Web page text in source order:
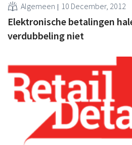
Algemeen 10 December, 2012
Elektronische betalingen
verdubbeling niet